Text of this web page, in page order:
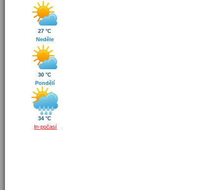
27 °C
Neděle
30 °C
Pondělí
34 °C
In-počasí